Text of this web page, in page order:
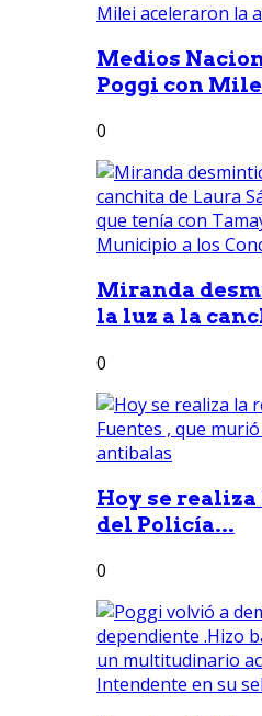
Medios
Poggi con
0
Miranda
la luz a la
0
Hoy se
del Policía...
0